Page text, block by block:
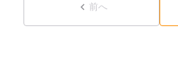
前へ